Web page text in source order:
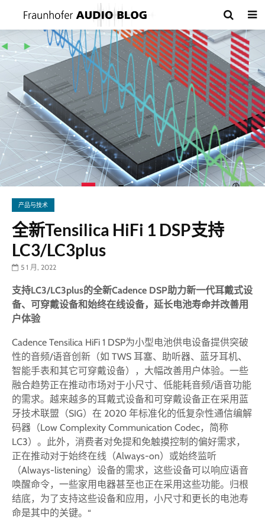
产品与技术
全新Tensilica HiFi 1 DSP支持
LC3/LC3plus
5 1 月, 2022
支持LC3/LC3plus的全新Cadence DSP助力新一代耳戴式设
备、可穿戴设备和始终在线设备，延长电池寿命并改善用
户体验
Cadence Tensilica HiFi 1 DSP为小型电池供电设备提供突破
性的音频/语音创新（如 TWS 耳塞、助听器、蓝牙耳机、
智能手表和其它可穿戴设备），大幅改善用户体验。一些
融合趋势正在推动市场对于小尺寸、低能耗音频/语音功能
的需求。越来越多的耳戴式设备和可穿戴设备正在采用蓝
牙技术联盟（SIG）在 2020 年标准化的低复杂性通信编解
码器（Low Complexity Communication Codec，简称
LC3）。此外，消费者对免提和免触摸控制的偏好需求，
正在推动对于始终在线（Always-on）或始终监听
（Always-listening）设备的需求，这些设备可以响应语音
唤醒命令，一些家用电器甚至也正在采用这些功能。归根
结底，为了支持这些设备和应用，小尺寸和更长的电池寿
命是其中的关键。“